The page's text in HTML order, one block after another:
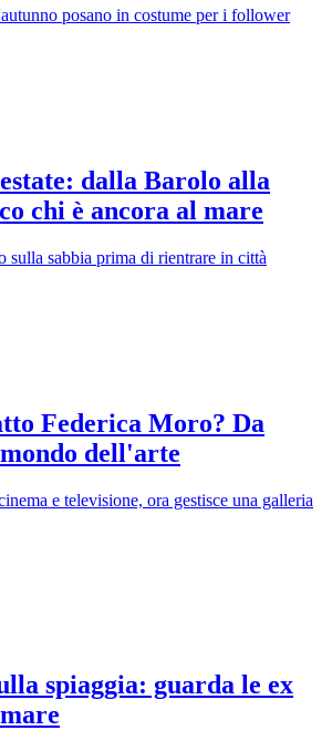
posano in costume per i follower
dalla Barolo alla
chi è ancora al mare
sulla sabbia prima di rientrare in città
Federica Moro? Da
dell'arte
e televisione, ora gestisce una galleria
spiaggia: guarda le ex